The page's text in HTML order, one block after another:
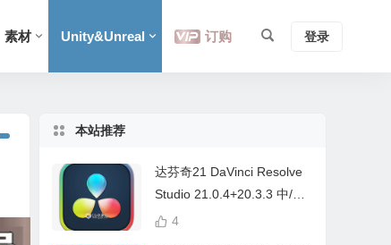
素材 Unity&Unreal 订购 登录
本站推荐
达芬奇21 DaVinci Resolve
Studio 21.0.4+20.3.3 中/英
文 Win/Mac
4